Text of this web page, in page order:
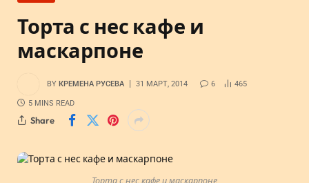
Торта с нес кафе и
маскарпоне
BY КРЕМЕНА РУСЕВА 31 МАРТ, 2014 6 465
5 MINS READ
Share
Торта с нес кафе и маскарпоне